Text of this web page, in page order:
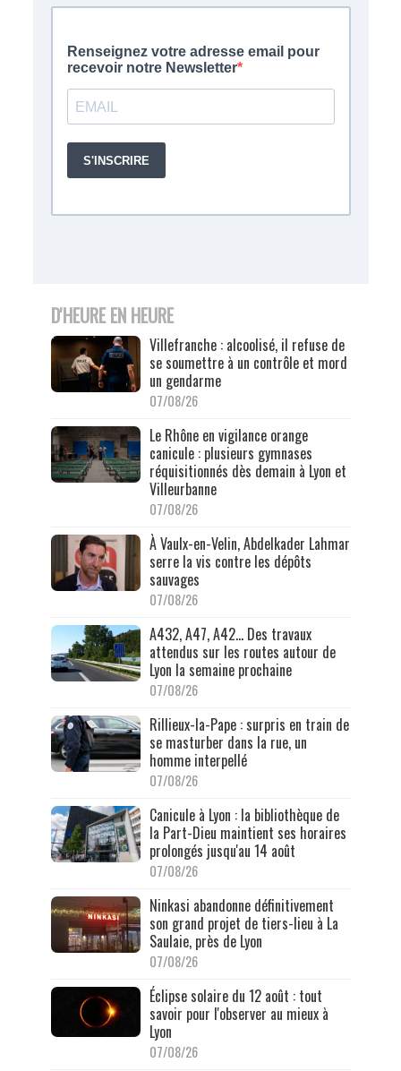
D'HEURE EN HEURE
Villefranche : alcoolisé, il refuse de
se soumettre à un contrôle et mord
un gendarme
07/08/26
Le Rhône en vigilance orange
canicule : plusieurs gymnases
réquisitionnés dès demain à Lyon et
Villeurbanne
07/08/26
À Vaulx-en-Velin, Abdelkader Lahmar
serre la vis contre les dépôts
sauvages
07/08/26
A432, A47, A42… Des travaux
attendus sur les routes autour de
Lyon la semaine prochaine
07/08/26
Rillieux-la-Pape : surpris en train de
se masturber dans la rue, un
homme interpellé
07/08/26
Canicule à Lyon : la bibliothèque de
la Part-Dieu maintient ses horaires
prolongés jusqu'au 14 août
07/08/26
Ninkasi abandonne définitivement
son grand projet de tiers-lieu à La
Saulaie, près de Lyon
07/08/26
Éclipse solaire du 12 août : tout
savoir pour l'observer au mieux à
Lyon
07/08/26